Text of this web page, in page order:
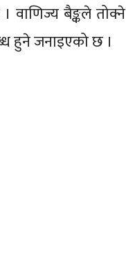
बैङ्कले तोक्ने
हुने जनाइएको छ ।